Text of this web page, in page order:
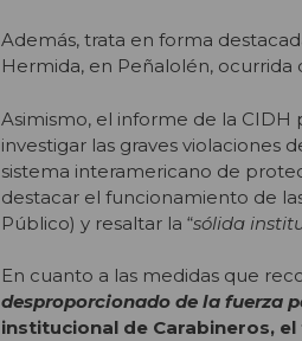
Además, trata en forma
Hermida, en Peñalolén, ocurrida
Asimismo, el informe de la
investigar las graves violaciones
sistema interamericano de
destacar el funcionamiento de
Público) y resaltar la “sólida
En cuanto a las medidas que
desproporcionado de la fuerza
institucional de Carabineros,